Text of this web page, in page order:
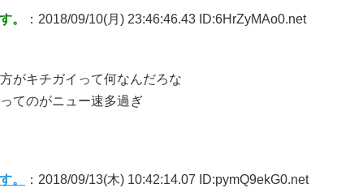
。 ：2018/09/10(月) 23:46:46.43 ID:6HrZyMAo0.net
がキチガイって何なんだろな
てのがニュー速多過ぎ
。 ：2018/09/13(木) 10:42:14.07 ID:pymQ9ekG0.net